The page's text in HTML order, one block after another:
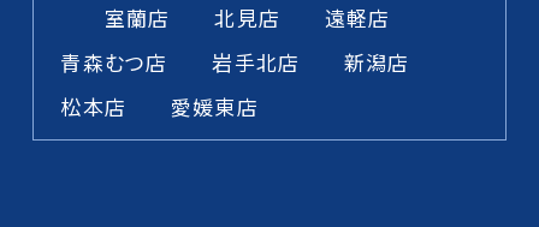
室蘭店
北見店
遠軽店
青森むつ店
岩手北店
新潟店
松本店
愛媛東店